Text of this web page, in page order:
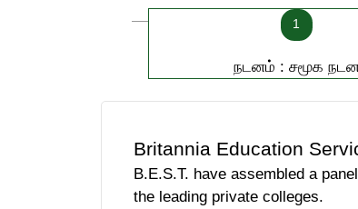
1
நடனம் : சமூக
Britannia Education
B.E.S.T. have assembled a
the leading private colleges.